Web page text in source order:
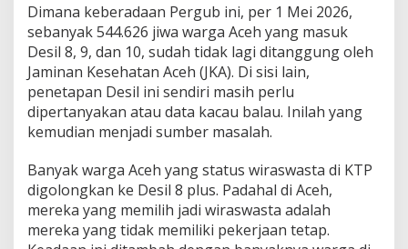
Dimana keberadaan Pergub ini, per 1 Mei 2026,
sebanyak 544.626 jiwa warga Aceh yang masuk
Desil 8, 9, dan 10, sudah tidak lagi ditanggung oleh
Jaminan Kesehatan Aceh (JKA). Di sisi lain,
penetapan Desil ini sendiri masih perlu
dipertanyakan atau data kacau balau. Inilah yang
kemudian menjadi sumber masalah.
Banyak warga Aceh yang status wiraswasta di KTP
digolongkan ke Desil 8 plus. Padahal di Aceh,
mereka yang memilih jadi wiraswasta adalah
mereka yang tidak memiliki pekerjaan tetap.